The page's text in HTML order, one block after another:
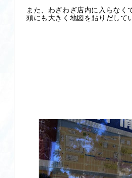
また、わざわざ店内に入らなく
頭にも大きく地図を貼りだして